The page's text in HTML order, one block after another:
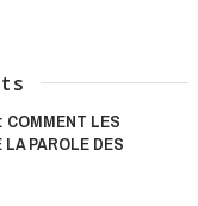
COMMENT LES
PAROLE DES